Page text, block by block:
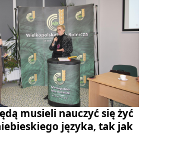
musieli nauczyć się żyć
języka, tak jak